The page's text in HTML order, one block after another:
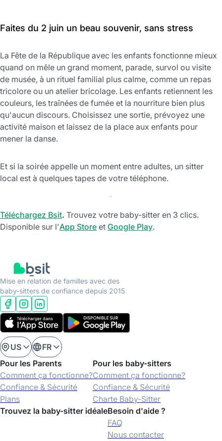
Faites du 2 juin un beau souvenir, sans stress
La Fête de la République avec les enfants fonctionne mieux
quand on mêle un grand moment, parade, survol ou visite
de musée, à un rituel familial plus calme, comme un repas
tricolore ou un atelier bricolage. Les enfants retiennent les
couleurs, les traînées de fumée et la nourriture bien plus
qu'aucun discours. Choisissez une sortie, prévoyez une
activité maison et laissez de la place aux enfants pour
mener la danse.
Et si la soirée appelle un moment entre adultes, un sitter
local est à quelques tapes de votre téléphone.
Téléchargez Bsit. Trouvez votre baby-sitter en 3 clics.
Disponible sur l'App Store et Google Play.
Mise en relation de familles avec des
baby-sitters de confiance depuis 2015
US
FR
Pour les Parents
Comment ça fonctionne?
Confiance & Sécurité
Plans
Pour les baby-sitters
Comment ça fonctionne?
Confiance & Sécurité
Charte Baby-Sitter
Trouvez la baby-sitter idéaleBesoin d'aide ?
FAQ
Nous contacter